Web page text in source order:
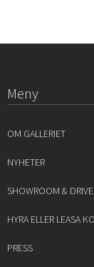
Meny
OM GALLERIET
NYHETER
SHOWROOM &
HYRA ELLER LEASA
PRESS